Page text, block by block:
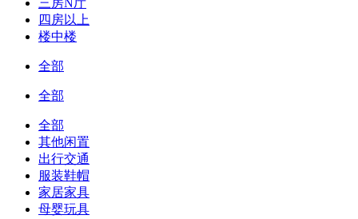
三房N厅
四房以上
楼中楼
全部
全部
全部
其他闲置
出行交通
服装鞋帽
家居家具
母婴玩具